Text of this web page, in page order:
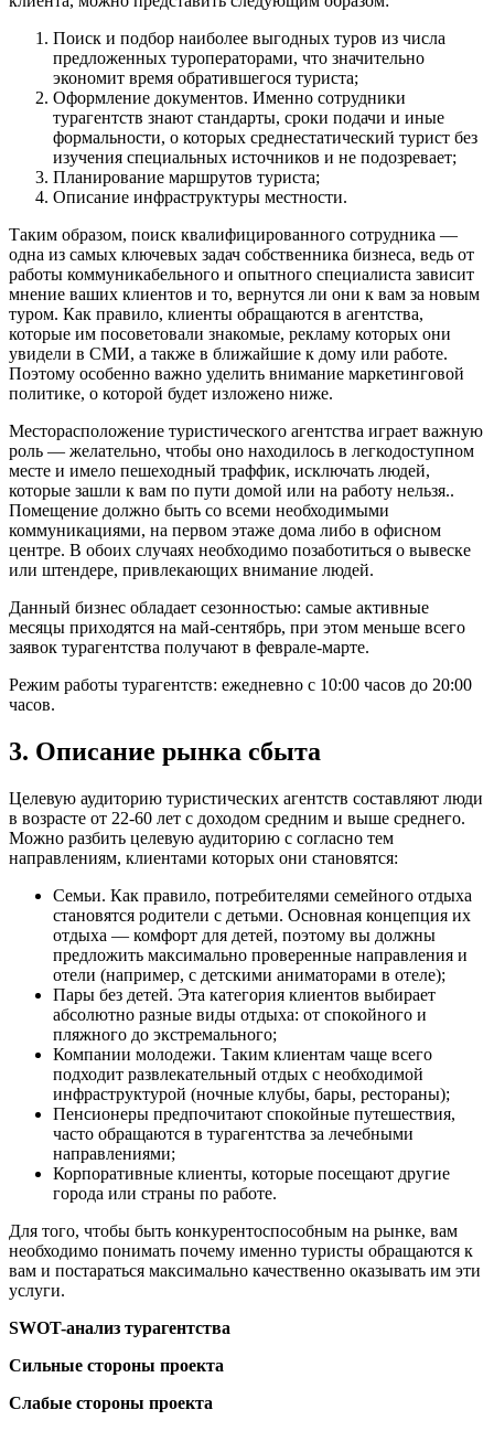
Поиск и подбор наиболее выгодных туров из числа
предложенных туроператорами, что значительно
экономит время обратившегося туриста;
Оформление документов. Именно сотрудники
турагентств знают стандарты, сроки подачи и иные
формальности, о которых среднестатический турист без
изучения специальных источников и не подозревает;
Планирование маршрутов туриста;
Описание инфраструктуры местности.
Таким образом, поиск квалифицированного сотрудника —
одна из самых ключевых задач собственника бизнеса, ведь от
работы коммуникабельного и опытного специалиста зависит
мнение ваших клиентов и то, вернутся ли они к вам за новым
туром. Как правило, клиенты обращаются в агентства,
которые им посоветовали знакомые, рекламу которых они
увидели в СМИ, а также в ближайшие к дому или работе.
Поэтому особенно важно уделить внимание маркетинговой
политике, о которой будет изложено ниже.
Месторасположение туристического агентства играет важную
роль — желательно, чтобы оно находилось в легкодоступном
месте и имело пешеходный траффик, исключать людей,
которые зашли к вам по пути домой или на работу нельзя..
Помещение должно быть со всеми необходимыми
коммуникациями, на первом этаже дома либо в офисном
центре. В обоих случаях необходимо позаботиться о вывеске
или штендере, привлекающих внимание людей.
Данный бизнес обладает сезонностью: самые активные
месяцы приходятся на май-сентябрь, при этом меньше всего
заявок турагентства получают в феврале-марте.
Режим работы турагентств: ежедневно с 10:00 часов до 20:00
часов.
3. Описание рынка сбыта
Целевую аудиторию туристических агентств составляют люди
в возрасте от 22-60 лет с доходом средним и выше среднего.
Можно разбить целевую аудиторию с согласно тем
направлениям, клиентами которых они становятся:
Семьи. Как правило, потребителями семейного отдыха
становятся родители с детьми. Основная концепция их
отдыха — комфорт для детей, поэтому вы должны
предложить максимально проверенные направления и
отели (например, с детскими аниматорами в отеле);
Пары без детей. Эта категория клиентов выбирает
абсолютно разные виды отдыха: от спокойного и
пляжного до экстремального;
Компании молодежи. Таким клиентам чаще всего
подходит развлекательный отдых с необходимой
инфраструктурой (ночные клубы, бары, рестораны);
Пенсионеры предпочитают спокойные путешествия,
часто обращаются в турагентства за лечебными
направлениями;
Корпоративные клиенты, которые посещают другие
города или страны по работе.
Для того, чтобы быть конкурентоспособным на рынке, вам
необходимо понимать почему именно туристы обращаются к
вам и постараться максимально качественно оказывать им эти
услуги.
SWOT-анализ турагентства
Сильные стороны проекта
Слабые стороны проекта